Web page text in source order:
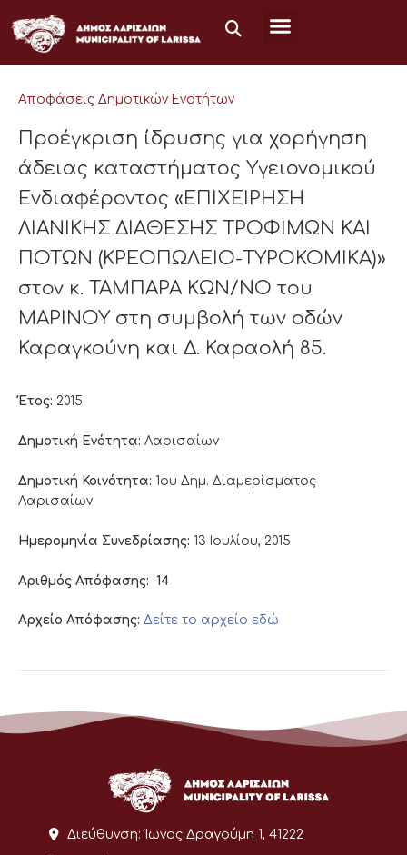
στο
περιεχόμενο
Αποφάσεις Δημοτικών Ενοτήτων
Προέγκριση ίδρυσης για χορήγηση
άδειας καταστήματος Υγειονομικού
Ενδιαφέροντος «ΕΠΙΧΕΙΡΗΣΗ
ΛΙΑΝΙΚΗΣ ΔΙΑΘΕΣΗΣ ΤΡΟΦΙΜΩΝ ΚΑΙ
ΠΟΤΩΝ (ΚΡΕΟΠΩΛΕΙΟ-ΤΥΡΟΚΟΜΙΚΑ)»
στον κ. ΤΑΜΠΑΡΑ ΚΩΝ/ΝΟ του
ΜΑΡΙΝΟΥ στη συμβολή των οδών
Καραγκούνη και Δ. Καραολή 85.
Έτος: 2015
Δημοτική Ενότητα: Λαρισαίων
Δημοτική Κοινότητα: 1ου Δημ. Διαμερίσματος
Λαρισαίων
Ημερομηνία Συνεδρίασης: 13 Ιουλίου, 2015
Αριθμός Απόφασης: 14
Αρχείο Απόφασης: Δείτε το αρχείο εδώ
Διεύθυνση: Ίωνος Δραγούμη 1, 41222